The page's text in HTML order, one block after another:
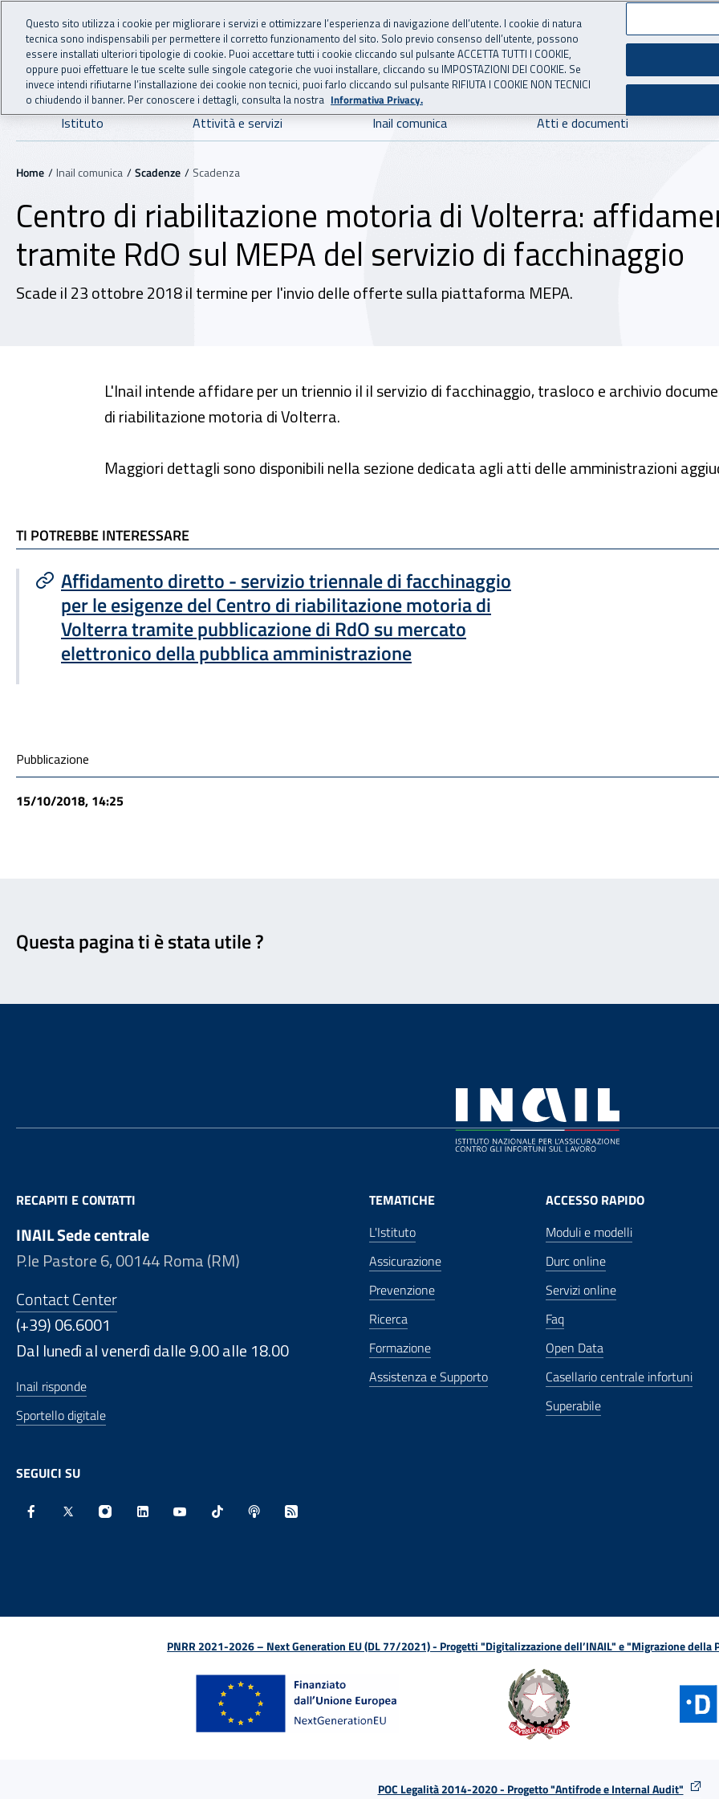
Vai al menu principale
Vai al contenuto principale
INAIL - Istituto Nazionale per l'Assicurazione
Navigazione principale
Istituto Attività e servizi Inail comunica Atti e documenti
Navigazione - Ti trovi in:
Home Inail comunica Scadenze Scadenza
Centro di riabilitazione motoria di Volterra:
tramite RdO sul MEPA del servizio di facchinaggio
Scade il 23 ottobre 2018 il termine per l'invio delle offerte sulla piattaforma MEPA.
L'Inail intende affidare per un triennio il il servizio di facchinaggio, trasloco e archivio
di riabilitazione motoria di Volterra.
Maggiori dettagli sono disponibili nella sezione dedicata agli atti delle amministrazioni
TI POTREBBE INTERESSARE
TI POTREBBE INTERESSARE
Affidamento diretto - servizio triennale di facchinaggio
per le esigenze del Centro di riabilitazione motoria di
Volterra tramite pubblicazione di RdO su mercato
elettronico della pubblica amministrazione
Condivisione social
Pubblicazione
15/10/2018, 14:25
Questa pagina ti è stata utile ?
RECAPITI E CONTATTI
INAIL Sede centrale
P.le Pastore 6, 00144 Roma (RM)
Contact Center
(+39) 06.6001
Dal lunedì al venerdì dalle 9.00 alle 18.00
Inail risponde
Sportello digitale
SEGUICI SU
TEMATICHE
L'Istituto
Assicurazione
Prevenzione
Ricerca
Formazione
Assistenza e Supporto
ACCESSO RAPIDO
Moduli e modelli
Durc online
Servizi online
Faq
Open Data
Casellario centrale infortuni
Superabile
PNRR 2021-2026 – Next Generation EU (DL 77/2021) - Progetti "Digitalizzazione dell’INAIL" e "Migrazione della
POC Legalità 2014-2020 - Progetto "Antifrode e Internal Audit"
Questo sito utilizza i cookie per migliorare i servizi e ottimizzare l’esperienza di navigazione dell’utente. I cookie di natura
tecnica sono indispensabili per permettere il corretto funzionamento del sito. Solo previo consenso dell’utente, possono
essere installati ulteriori tipologie di cookie. Puoi accettare tutti i cookie cliccando sul pulsante ACCETTA TUTTI I COOKIE,
oppure puoi effettuare le tue scelte sulle singole categorie che vuoi installare, cliccando su IMPOSTAZIONI DEI COOKIE. Se
invece intendi rifiutarne l’installazione dei cookie non tecnici, puoi farlo cliccando sul pulsante RIFIUTA I COOKIE NON TECNICI
o chiudendo il banner. Per conoscere i dettagli, consulta la nostra Informativa Privacy.